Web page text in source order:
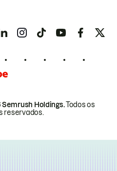
Semrush Holdings.Todos os
reservados.